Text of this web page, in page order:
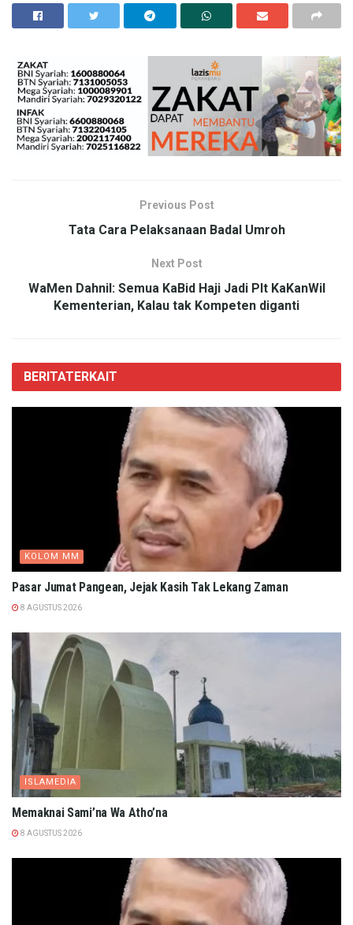
Previous Post
Tata Cara Pelaksanaan Badal Umroh
Next Post
WaMen Dahnil: Semua KaBid Haji Jadi Plt KaKanWil
Kementerian, Kalau tak Kompeten diganti
BERITATERKAIT
KOLOM MM
Pasar Jumat Pangean, Jejak Kasih Tak Lekang Zaman
8 AGUSTUS 2026
ISLAMEDIA
Memaknai Sami’na Wa Atho’na
8 AGUSTUS 2026